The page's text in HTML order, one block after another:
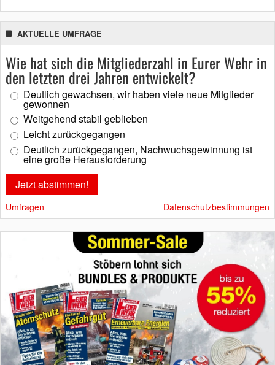
AKTUELLE UMFRAGE
Wie hat sich die Mitgliederzahl in Eurer Wehr in
den letzten drei Jahren entwickelt?
Deutlich gewachsen, wir haben viele neue Mitglieder
gewonnen
Weitgehend stabil geblieben
Leicht zurückgegangen
Deutlich zurückgegangen, Nachwuchsgewinnung ist
eine große Herausforderung
Umfragen Datenschutzbestimmungen